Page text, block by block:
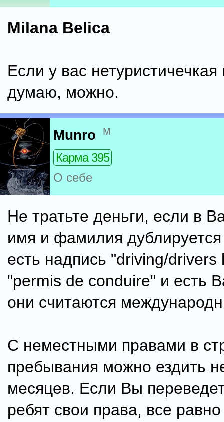
Milana Belica
Если у вас нетуристичечкая
думаю, можно.
Munro м
Карма 395
О себе
Не тратьте деньги, если в
имя и фамилия
есть надпись "driving/drivers
"permis de conduire" и есть
они считаются
С неместными правами в
пребывания можно ездить
месяцев. Если Вы
ребят свои права, все